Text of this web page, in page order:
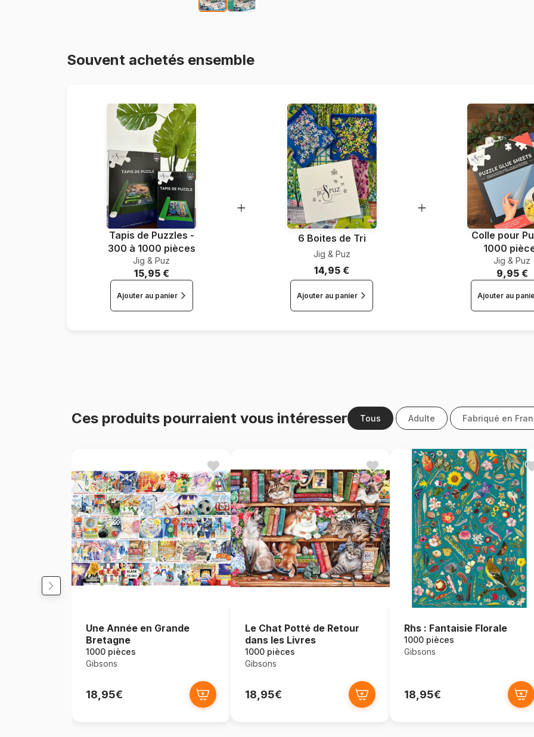
Souvent achetés ensemble
Tapis de Puzzles -
300 à 1000 pièces
Jig & Puz
15,95 €
Ajouter au panier
6 Boites de Tri
Jig & Puz
14,95 €
Ajouter au panier
Colle pour
1000
Jig & Puz
9,95 €
Ajouter au
Ces produits pourraient vous intéresser Tous Adulte Fabriqué en
Une Année en Grande
Bretagne
1000 pièces
Gibsons
18,95€
Le Chat Potté de Retour
dans les Livres
1000 pièces
Gibsons
18,95€
Rhs : Fantaisie Florale
1000 pièces
Gibsons
18,95€